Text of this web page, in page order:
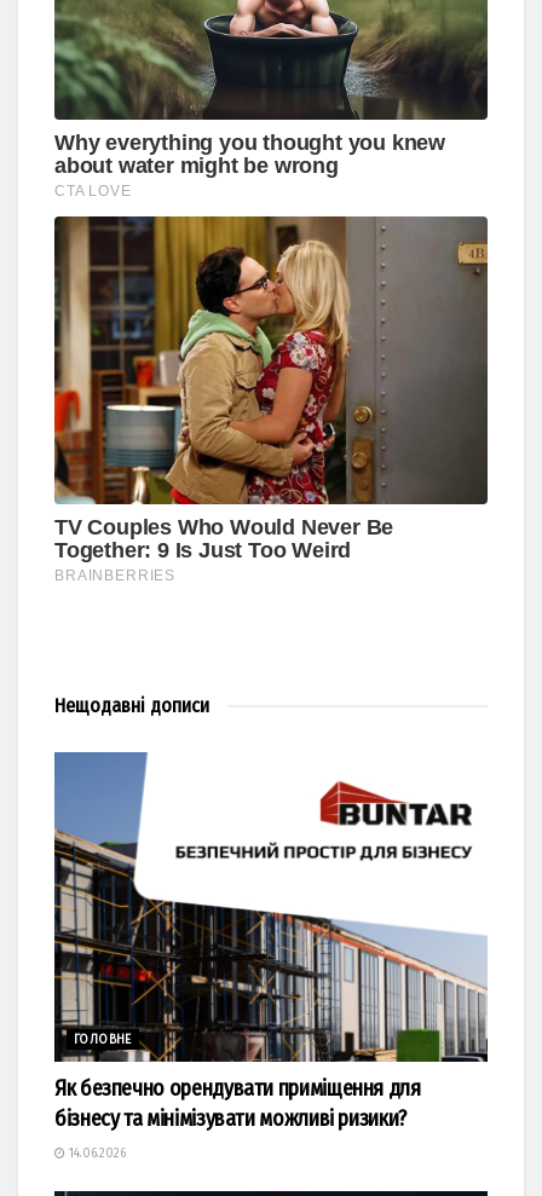
Нещодавні дописи
ГОЛОВНЕ
Як безпечно орендувати приміщення для
бізнесу та мінімізувати можливі ризики?
14.06.2026